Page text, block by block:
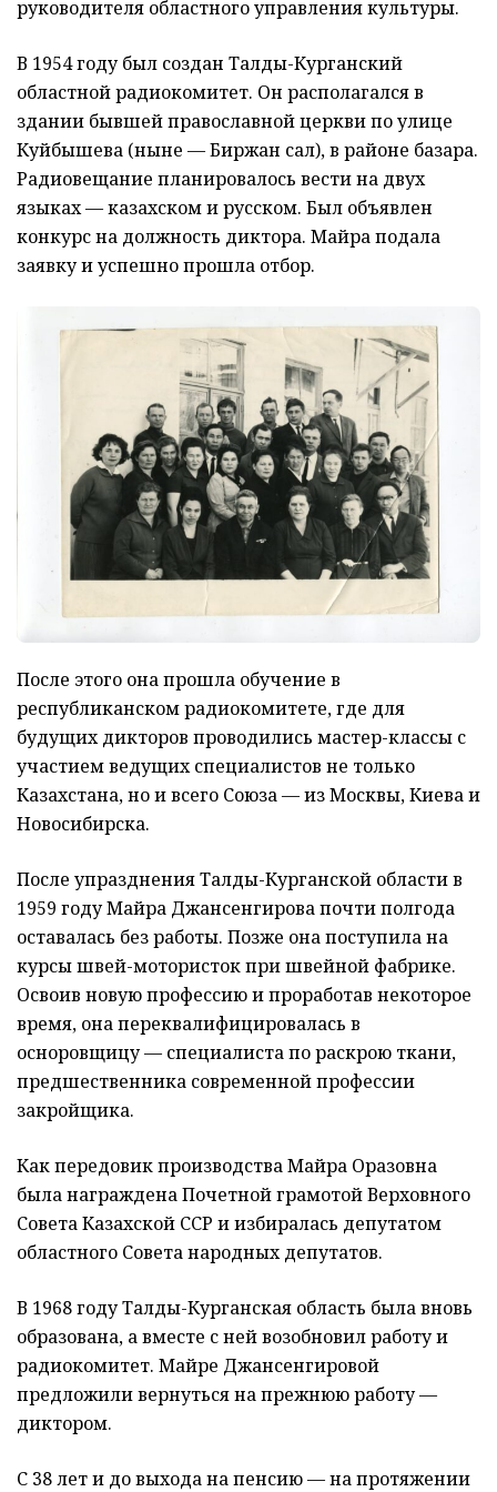
руководителя областного управления культуры.
В 1954 году был создан Талды-Курганский
областной радиокомитет. Он располагался в
здании бывшей православной церкви по улице
Куйбышева (ныне — Биржан сал), в районе базара.
Радиовещание планировалось вести на двух
языках — казахском и русском. Был объявлен
конкурс на должность диктора. Майра подала
заявку и успешно прошла отбор.
После этого она прошла обучение в
республиканском радиокомитете, где для
будущих дикторов проводились мастер-классы с
участием ведущих специалистов не только
Казахстана, но и всего Союза — из Москвы, Киева и
Новосибирска.
После упразднения Талды-Курганской области в
1959 году Майра Джансенгирова почти полгода
оставалась без работы. Позже она поступила на
курсы швей-мотористок при швейной фабрике.
Освоив новую профессию и проработав некоторое
время, она переквалифицировалась в
осноровщицу — специалиста по раскрою ткани,
предшественника современной профессии
закройщика.
Как передовик производства Майра Оразовна
была награждена Почетной грамотой Верховного
Совета Казахской ССР и избиралась депутатом
областного Совета народных депутатов.
В 1968 году Талды-Курганская область была вновь
образована, а вместе с ней возобновил работу и
радиокомитет. Майре Джансенгировой
предложили вернуться на прежнюю работу —
диктором.
С 38 лет и до выхода на пенсию — на протяжении